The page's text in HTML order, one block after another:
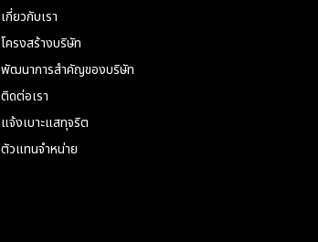
เกี่ยวกับเรา
โครงสร้างบริษัท
พัฒนาการสำคัญของบริษัท
ติดต่อเรา
แจ้งเบาะแสทุจริต
ตัวแทนจำหน่าย